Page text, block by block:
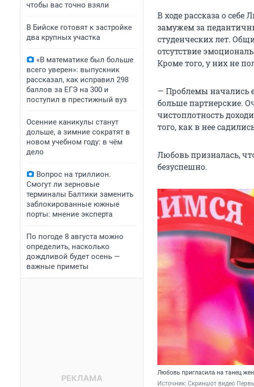
чтобы вас точно взяли
В Бийске готовят к застройке
два крупных участка
«В математике был больше
всего уверен»: выпускник
рассказал, как исправил 298
баллов за ЕГЭ на 300 и
поступил в престижный вуз
Осенние каникулы станут
дольше, а зимние сократят в
новом учебном году: в чём
дело
Вопрос на триллион.
Смогут ли зерновые
терминалы Балтики заменить
заблокированные южные
порты: мнение эксперта
По погоде 8 августа можно
определить, насколько
дождливой будет осень —
важные приметы
В ходе рассказа о
замужем за
студенческих лет.
отсутствие
Кроме того, у них не
— Проблемы начались
больше партнерские.
чистоплотность
того, как в нее
Любовь призналась,
безуспешно.
Любовь пригласила на танец
Источник: Скриншот видео